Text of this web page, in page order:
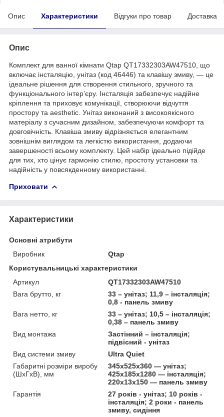
Опис Характеристики Відгуки про товар Доставка
Опис
Комплект для ванної кімнати Qtap QT17332303AW47510, що
включає інсталяцію, унітаз (код 46446) та клавішу змиву, — це
ідеальне рішення для створення стильного, зручного та
функціонального інтер’єру. Інсталяція забезпечує надійне
кріплення та приховує комунікації, створюючи відчуття
простору та aesthetic. Унітаз виконаний з високоякісного
матеріалу з сучасним дизайном, забезпечуючи комфорт та
довговічність. Клавіша змиву відрізняється елегантним
зовнішнім виглядом та легкістю використання, додаючи
завершеності всьому комплекту. Цей набір ідеально підійде
для тих, хто цінує гармонію стилю, простоту установки та
надійність у повсякденному використанні.
Приховати
Характеристики
Основні атрибути
Виробник
Qtap
Користувальницькі характеристики
Артикул
QT17332303AW47510
Вага брутто, кг
33 – унітаз; 11,9 – інсталяція;
0,8 - панель змиву
Вага нетто, кг
33 – унітаз; 10,5 – інсталяція;
0,38 – панель змиву
Вид монтажа
Застінний – інсталяція;
підвісний - унітаз
Вид системи змиву
Ultra Quiet
Габаритні розміри виробу
(ШхГхВ), мм
345х525х360 — унітаз;
425х185х1280 — інсталяція;
220х13х150 — панель змиву
Гарантія
27 років - унітаз; 10 років -
інсталяція; 2 роки - панель
змиву, сидіння